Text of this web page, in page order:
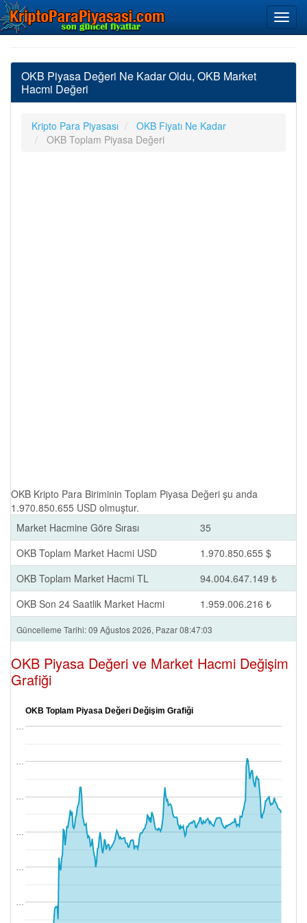
OKB Piyasa Değeri Ne Kadar Oldu, OKB Market
Hacmi Değeri
Kripto Para Piyasası
OKB Fiyatı Ne Kadar
OKB Toplam Piyasa Değeri
OKB Kripto Para Biriminin Toplam Piyasa Değeri şu anda
1.970.850.655 USD olmuştur.
Market Hacmine Göre Sırası
35
OKB Toplam Market Hacmi USD
1.970.850.655 $
OKB Toplam Market Hacmi TL
94.004.647.149 ₺
OKB Son 24 Saatlik Market Hacmi
1.959.006.216 ₺
Güncelleme Tarihi: 09 Ağustos 2026, Pazar 08:47:03
OKB Piyasa Değeri ve Market Hacmi Değişim
Grafiği
OKB Toplam Piyasa Değeri Değişim Grafiği
…
…
…
…